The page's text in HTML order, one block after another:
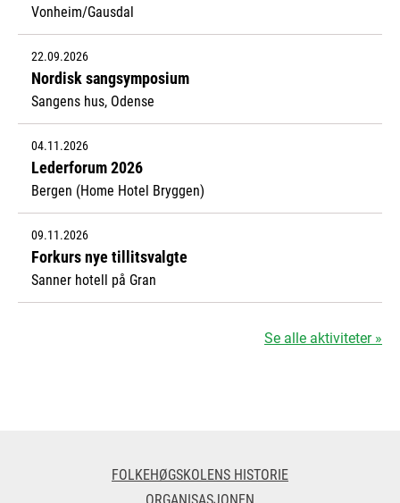
Vonheim/Gausdal
22.09.2026
Nordisk sangsymposium
Sangens hus, Odense
04.11.2026
Lederforum 2026
Bergen (Home Hotel Bryggen)
09.11.2026
Forkurs nye tillitsvalgte
Sanner hotell på Gran
Se alle aktiviteter »
FOLKEHØGSKOLENS HISTORIE
ORGANISASJONEN